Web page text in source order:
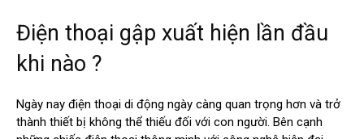
Điện thoại gập xuất hiện lần đầu
khi nào ?
Ngày nay điện thoại di động ngày càng quan trọng hơn và trở
thành thiết bị không thể thiếu đối với con người. Bên cạnh